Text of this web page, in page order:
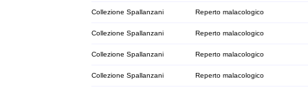
Collezione Spallanzani Reperto malacologico
Collezione Spallanzani Reperto malacologico
Collezione Spallanzani Reperto malacologico
Collezione Spallanzani Reperto malacologico